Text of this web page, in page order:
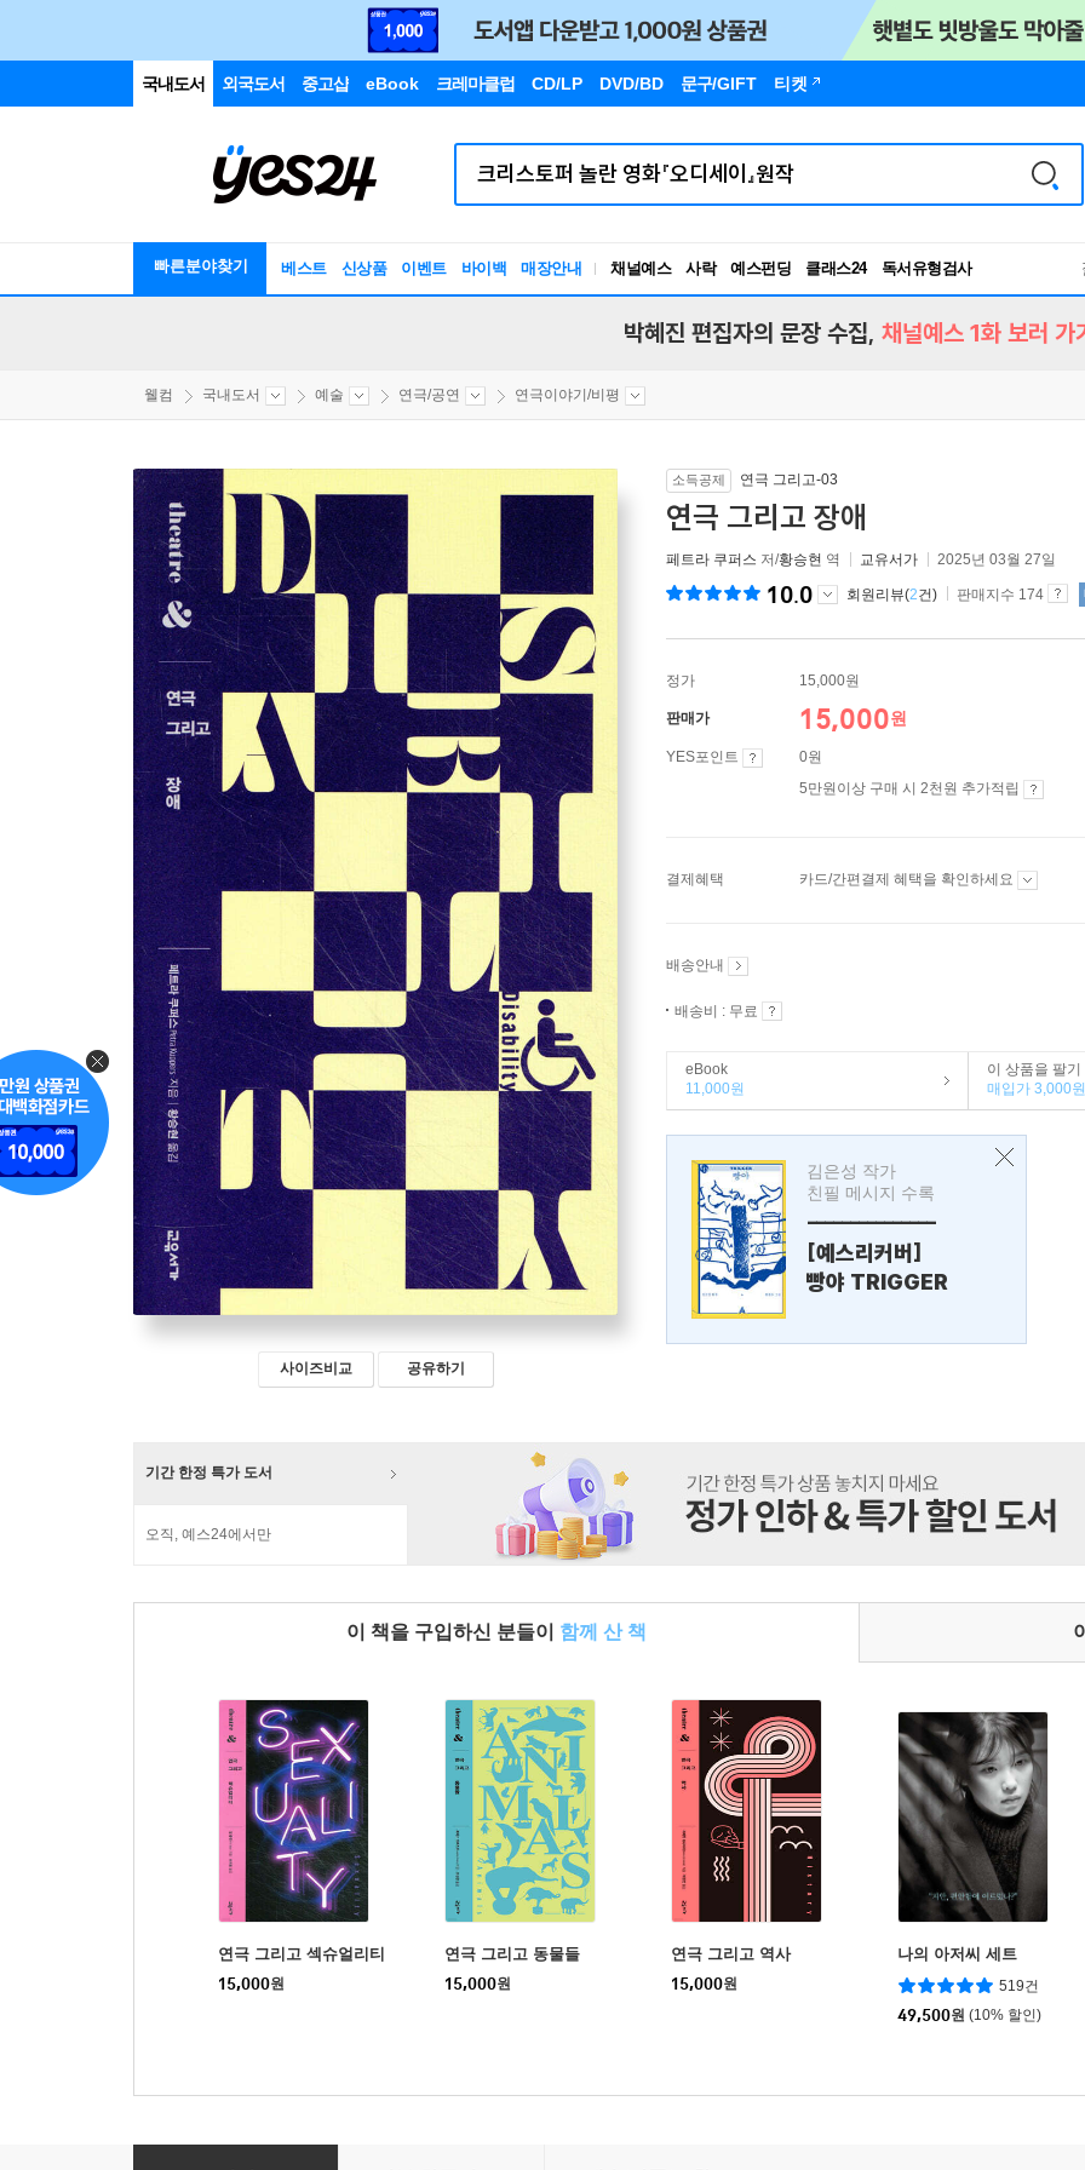
국내도서 외국도서 중고샵 eBook 크레마클럽 CD/LP DVD/BD 문구/GIFT 티켓
빠른분야찾기 베스트 신상품 이벤트 바이백 매장안내 채널예스 사락 예스펀딩 클래스24
독서유형검사
RBTI Lab
박혜진 편집자의 문장 수집, 채널예스 1화 보러 가
웰컴 국내도서 예술 연극/공연 연극이야기/비평
사이즈비교 공유하기
소득공제 연극 그리고-03
연극 그리고 장애
페트라 쿠퍼스 저/황승현 역 교유서가 2025년 03월 27일
10.0 회원리뷰(2건) 판매지수 174
정가 15,000원
판매가 15,000원
YES포인트
0원
5만원이상 구매 시 2천원 추가적립
결제혜택 카드/간편결제 혜택을 확인하세요
배송안내
배송비 : 무료
eBook
11,000원
이 상품을 팔기
매입가 3,000원
김은성 작가
친필 메시지 수록
---------------
[예스리커버]
빵야 TRIGGER
기간 한정 특가 도서
오직, 예스24에서만
이 책을 구입하신 분들이 함께 산 책
연극 그리고 섹슈얼리티
15,000원
연극 그리고 동물들
15,000원
연극 그리고 역사
15,000원
나의 아저씨 세트
519건
49,500원 (10% 할인)